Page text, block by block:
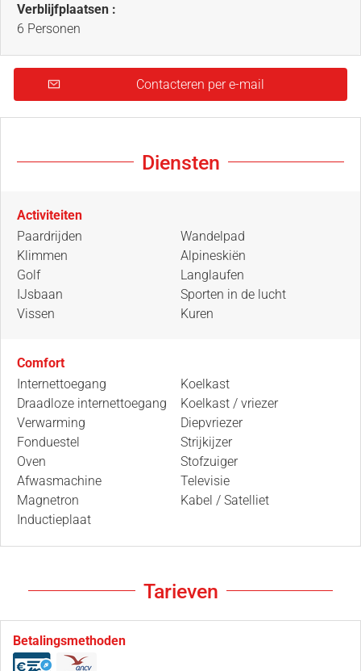
Verblijfplaatsen :
6 Personen
Contacteren per e-mail
Diensten
Activiteiten
Paardrijden
Klimmen
Golf
IJsbaan
Vissen
Wandelpad
Alpineskiën
Langlaufen
Sporten in de lucht
Kuren
Comfort
Internettoegang
Draadloze internettoegang
Verwarming
Fonduestel
Oven
Afwasmachine
Magnetron
Inductieplaat
Koelkast
Koelkast / vriezer
Diepvriezer
Strijkijzer
Stofzuiger
Televisie
Kabel / Satelliet
Tarieven
Betalingsmethoden